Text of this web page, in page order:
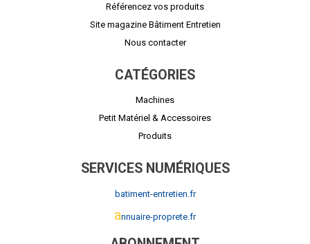
Référencez vos produits
Site magazine Bâtiment Entretien
Nous contacter
CATÉGORIES
Machines
Petit Matériel & Accessoires
Produits
SERVICES NUMÉRIQUES
batiment-entretien.fr
annuaire-proprete.fr